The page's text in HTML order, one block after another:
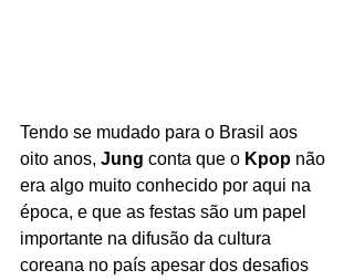
Tendo se mudado para o Brasil aos
oito anos, Jung conta que o Kpop não
era algo muito conhecido por aqui na
época, e que as festas são um papel
importante na difusão da cultura
coreana no país apesar dos desafios